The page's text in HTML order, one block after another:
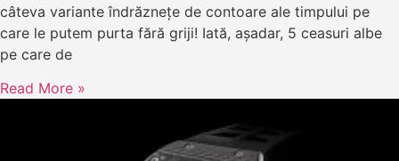
câteva variante îndrăznețe de contoare ale timpului pe
care le putem purta fără griji! Iată, așadar, 5 ceasuri albe
pe care de
Read More »